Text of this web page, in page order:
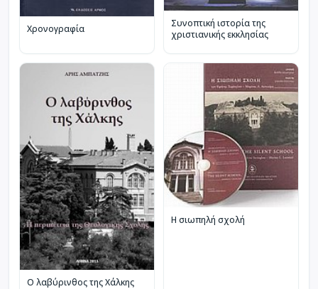
Χρονογραφία
Συνοπτική ιστορία της
χριστιανικής εκκλησίας
Ο λαβύρινθος της Χάλκης
Η σιωπηλή σχολή